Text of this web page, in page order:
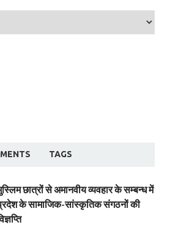
TAGS
छात्रों से अमानवीय व्यवहार के सम्बन्ध में
के सामाजिक-सांस्कृतिक संगठनों की